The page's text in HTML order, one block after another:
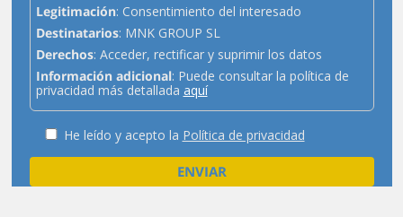
Legitimación: Consentimiento del interesado
Destinatarios: MNK GROUP SL
Derechos: Acceder, rectificar y suprimir los datos
Información adicional: Puede consultar la política de
privacidad más detallada aquí
He leído y acepto la Política de privacidad